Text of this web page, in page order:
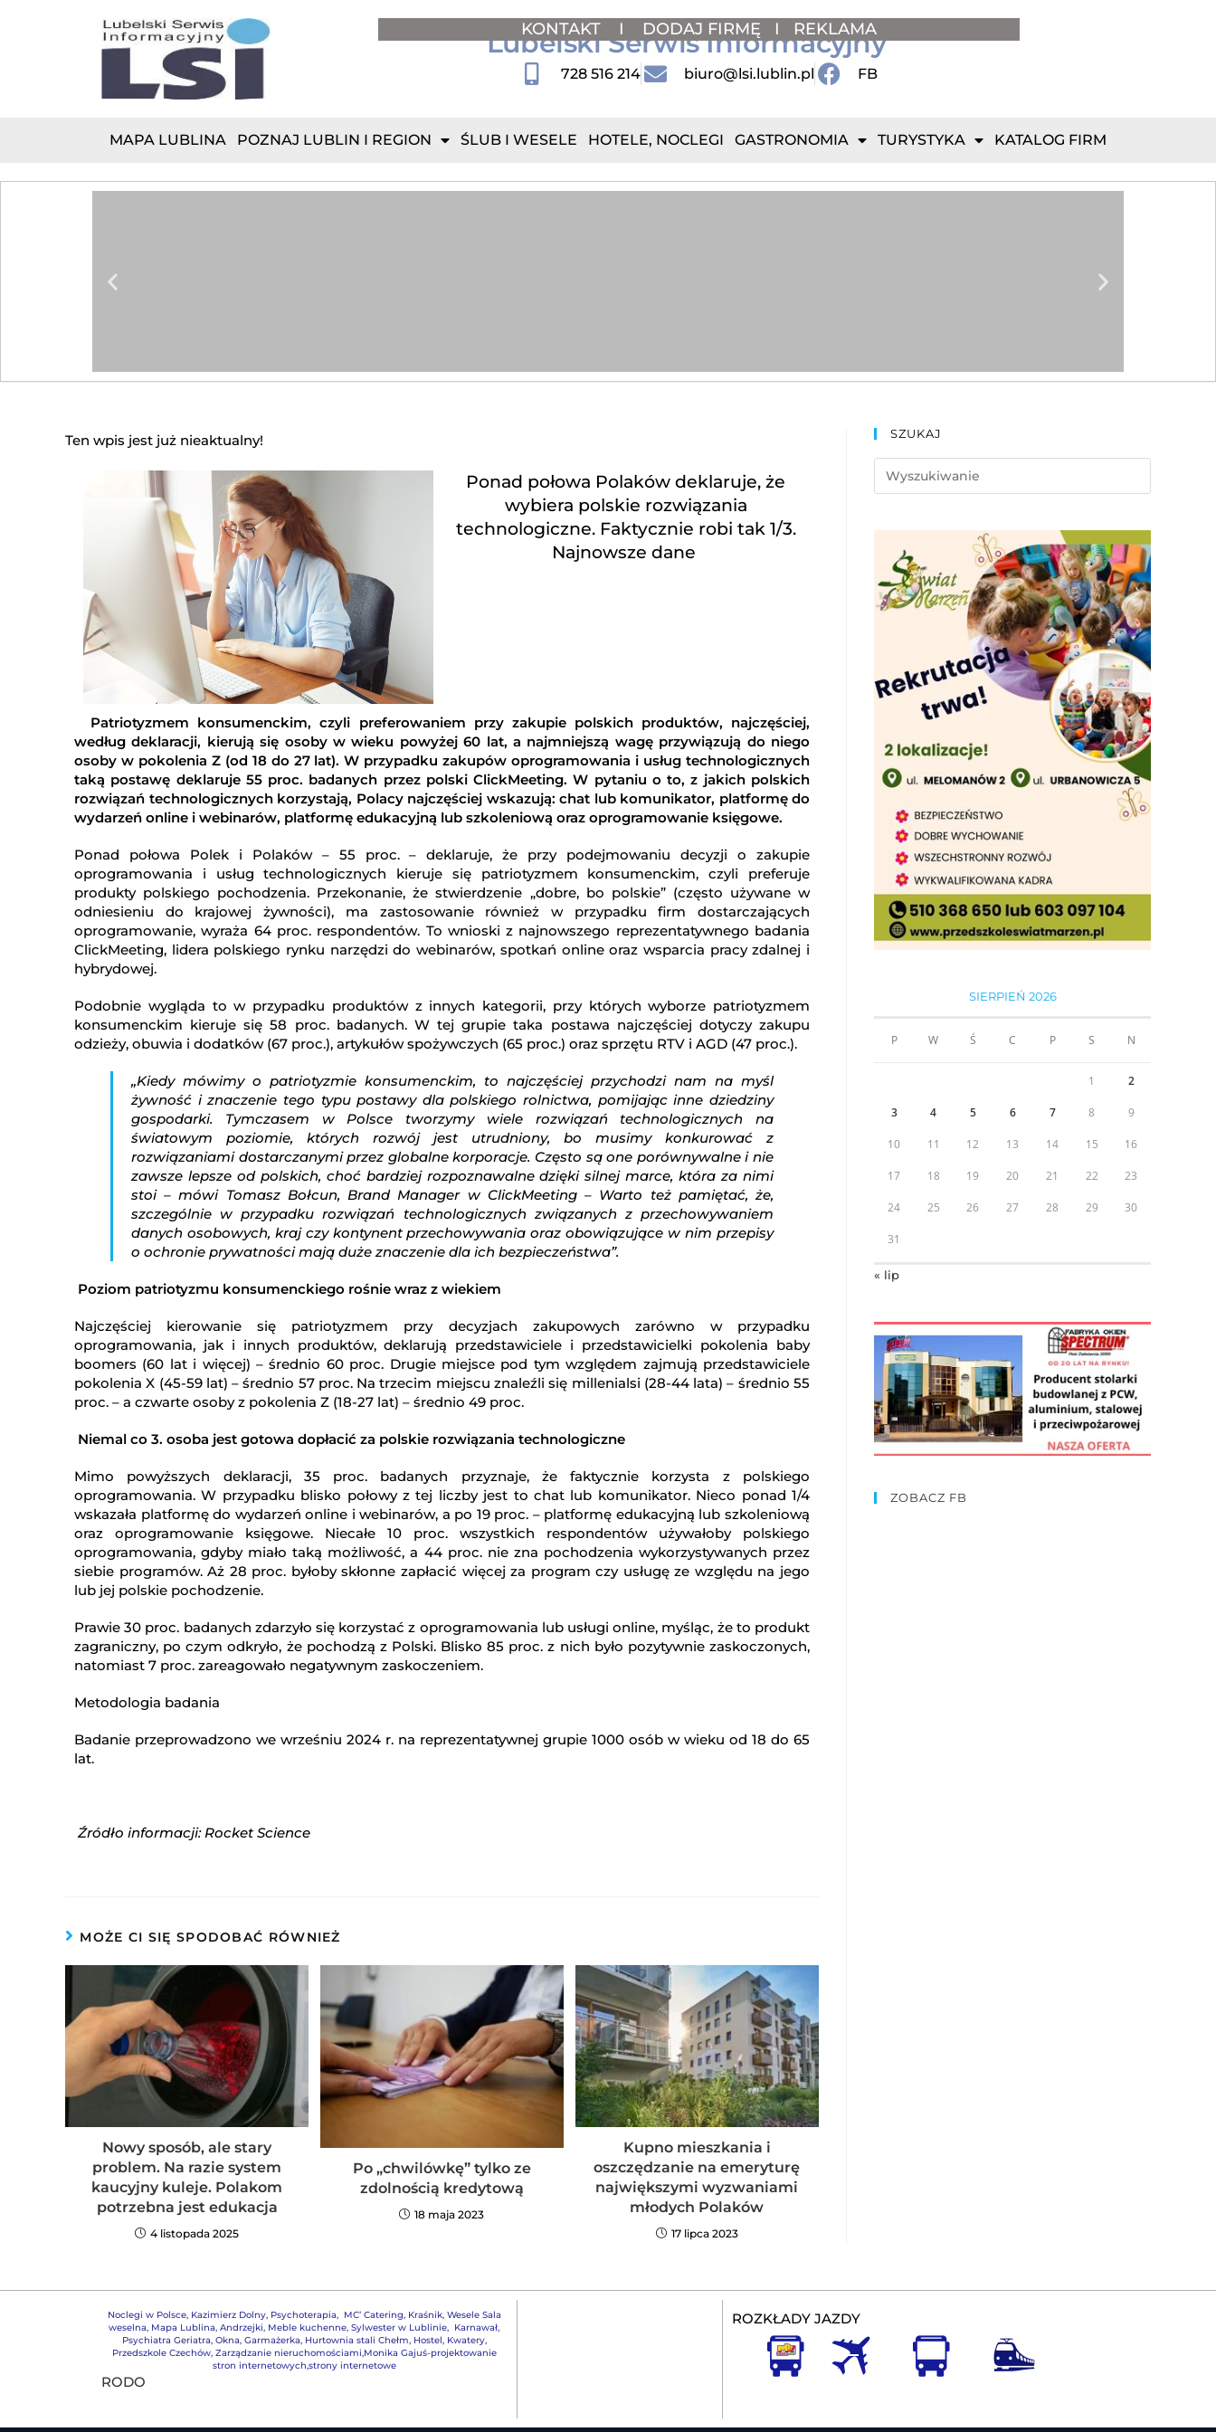
KONTAKT I DODAJ FIRMĘ I REKLAMA
Lubelski Serwis Informacyjny
728 516 214 biuro@lsi.lublin.pl FB
MAPA LUBLINA POZNAJ LUBLIN I REGION ŚLUB I WESELE HOTELE, NOCLEGI GASTRONOMIA TURYSTYKA KATALOG FIRM
Ten wpis jest już nieaktualny!
Ponad połowa Polaków deklaruje, że
wybiera polskie rozwiązania
technologiczne. Faktycznie robi tak 1/3.
Najnowsze dane
Patriotyzmem konsumenckim, czyli preferowaniem przy zakupie polskich produktów, najczęściej,
według deklaracji, kierują się osoby w wieku powyżej 60 lat, a najmniejszą wagę przywiązują do niego
osoby w pokolenia Z (od 18 do 27 lat). W przypadku zakupów oprogramowania i usług technologicznych
taką postawę deklaruje 55 proc. badanych przez polski ClickMeeting. W pytaniu o to, z jakich polskich
rozwiązań technologicznych korzystają, Polacy najczęściej wskazują: chat lub komunikator, platformę do
wydarzeń online i webinarów, platformę edukacyjną lub szkoleniową oraz oprogramowanie księgowe.
Ponad połowa Polek i Polaków – 55 proc. – deklaruje, że przy podejmowaniu decyzji o zakupie
oprogramowania i usług technologicznych kieruje się patriotyzmem konsumenckim, czyli preferuje
produkty polskiego pochodzenia. Przekonanie, że stwierdzenie „dobre, bo polskie” (często używane w
odniesieniu do krajowej żywności), ma zastosowanie również w przypadku firm dostarczających
oprogramowanie, wyraża 64 proc. respondentów. To wnioski z najnowszego reprezentatywnego badania
ClickMeeting, lidera polskiego rynku narzędzi do webinarów, spotkań online oraz wsparcia pracy zdalnej i
hybrydowej.
Podobnie wygląda to w przypadku produktów z innych kategorii, przy których wyborze patriotyzmem
konsumenckim kieruje się 58 proc. badanych. W tej grupie taka postawa najczęściej dotyczy zakupu
odzieży, obuwia i dodatków (67 proc.), artykułów spożywczych (65 proc.) oraz sprzętu RTV i AGD (47 proc.).
„Kiedy mówimy o patriotyzmie konsumenckim, to najczęściej przychodzi nam na myśl
żywność i znaczenie tego typu postawy dla polskiego rolnictwa, pomijając inne dziedziny
gospodarki. Tymczasem w Polsce tworzymy wiele rozwiązań technologicznych na
światowym poziomie, których rozwój jest utrudniony, bo musimy konkurować z
rozwiązaniami dostarczanymi przez globalne korporacje. Często są one porównywalne i nie
zawsze lepsze od polskich, choć bardziej rozpoznawalne dzięki silnej marce, która za nimi
stoi – mówi Tomasz Bołcun, Brand Manager w ClickMeeting – Warto też pamiętać, że,
szczególnie w przypadku rozwiązań technologicznych związanych z przechowywaniem
danych osobowych, kraj czy kontynent przechowywania oraz obowiązujące w nim przepisy
o ochronie prywatności mają duże znaczenie dla ich bezpieczeństwa”.
Poziom patriotyzmu konsumenckiego rośnie wraz z wiekiem
Najczęściej kierowanie się patriotyzmem przy decyzjach zakupowych zarówno w przypadku
oprogramowania, jak i innych produktów, deklarują przedstawiciele i przedstawicielki pokolenia baby
boomers (60 lat i więcej) – średnio 60 proc. Drugie miejsce pod tym względem zajmują przedstawiciele
pokolenia X (45-59 lat) – średnio 57 proc. Na trzecim miejscu znaleźli się millenialsi (28-44 lata) – średnio 55
proc. – a czwarte osoby z pokolenia Z (18-27 lat) – średnio 49 proc.
Niemal co 3. osoba jest gotowa dopłacić za polskie rozwiązania technologiczne
Mimo powyższych deklaracji, 35 proc. badanych przyznaje, że faktycznie korzysta z polskiego
oprogramowania. W przypadku blisko połowy z tej liczby jest to chat lub komunikator. Nieco ponad 1/4
wskazała platformę do wydarzeń online i webinarów, a po 19 proc. – platformę edukacyjną lub szkoleniową
oraz oprogramowanie księgowe. Niecałe 10 proc. wszystkich respondentów używałoby polskiego
oprogramowania, gdyby miało taką możliwość, a 44 proc. nie zna pochodzenia wykorzystywanych przez
siebie programów. Aż 28 proc. byłoby skłonne zapłacić więcej za program czy usługę ze względu na jego
lub jej polskie pochodzenie.
Prawie 30 proc. badanych zdarzyło się korzystać z oprogramowania lub usługi online, myśląc, że to produkt
zagraniczny, po czym odkryło, że pochodzą z Polski. Blisko 85 proc. z nich było pozytywnie zaskoczonych,
natomiast 7 proc. zareagowało negatywnym zaskoczeniem.
Metodologia badania
Badanie przeprowadzono we wrześniu 2024 r. na reprezentatywnej grupie 1000 osób w wieku od 18 do 65
lat.
Źródło informacji: Rocket Science
MOŻE CI SIĘ SPODOBAĆ RÓWNIEŻ
Nowy sposób, ale stary
problem. Na razie system
kaucyjny kuleje. Polakom
potrzebna jest edukacja
4 listopada 2025
Po „chwilówkę” tylko ze
zdolnością kredytową
18 maja 2023
Kupno mieszkania i
oszczędzanie na emeryturę
największymi wyzwaniami
młodych Polaków
17 lipca 2023
SZUKAJ
SIERPIEŃ 2026
P W Ś C P S N
1 2
3 4 5 6 7 8 9
10 11 12 13 14 15 16
17 18 19 20 21 22 23
24 25 26 27 28 29 30
31
« lip
ZOBACZ FB
Noclegi w Polsce, Kazimierz Dolny, Psychoterapia, MC’ Catering, Kraśnik, Wesele Sala
weselna, Mapa Lublina,Andrzejki, Meble kuchenne,Sylwester w Lublinie, Karnawał,
Psychiatra Geriatra, Okna, Garmażerka, Hurtownia stali Chełm, Hostel, Kwatery,
Przedszkole Czechów, Zarządzanie nieruchomościami,Monika Gajuś-projektowanie
stron internetowych,strony internetowe
RODO
ROZKŁADY JAZDY